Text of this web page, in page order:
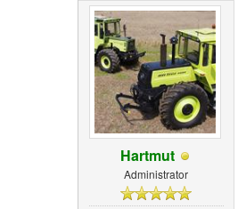
Hartmut
Administrator